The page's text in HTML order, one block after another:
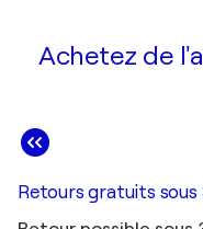
Achetez de
Retours gratuits sous